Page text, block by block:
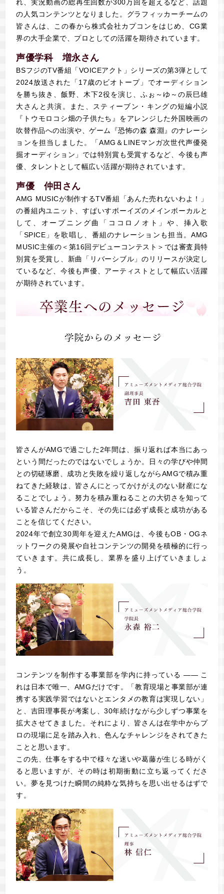
れ、実況動画の総再生回数が300万回を超えるなど、話題
の人気コンテンツとなりました。グラフィッカーチームの
皆さんは、この春から株式会社カプコンをはじめ、CG業
界の大手企業で、プロとしての活躍を期待されています。
声優学科 増永さん
BSフジのTV番組「VOICEアクト」シリーズの第3弾として
2024放送された「17歳のビオトープ」でオーディション
を勝ち抜き、飯野、木下2役を演じ、ふぉ～ゆ～の辰巳雄
大さんと共演。また、スティーブン・キングの短編小説
『トウモロコシ畑の子供たち』をアレンジした外国映画の
吹替作品への出演や、ゲーム『恐怖の森 森淵』のナレーシ
ョンを担当しました。「AMG＆LINEマンガ次世代声優発
掘オーディション」では特別賞も受賞するなど、今後も声
優、タレントとして幅広い活躍が期待されています。
声優 仲田さん
AMG MUSICが制作するTV番組「あんた売れないわよ！」
の番組内ユニット、すぱいすボーイズのメインボーカルと
して、オープニング曲「ココロノオト」や、挿入歌
「SPICE」を歌唱し、番組のナレーションも担当。AMG
MUSIC主催の＜第16回デビューコンテスト＞では審査員特
別賞を受賞し、新曲「リバーシブル」のリリースが決定し
ているなど、今後も声優、アーティストとして幅広い活躍
が期待されています。
皆さんがAMGで過ごした2年間は、振り返れば本当にあっ
という間だったのではないでしょうか。日々の学びや仲間
との切磋琢磨、成功と失敗を繰り返しながらAMGで積み重
ねてきた経験は、皆さんにとってかけがえのない財産にな
ることでしょう。努力を積み重ねることの大切さを知って
いる皆さんだからこそ、その先には必ず成長と成功がある
ことを信じてください。
2024年で創立30周年を迎えたAMGは、今後もOB・OGネ
ットワークの発展や自社コンテンツの開発を積極的に行っ
ていきます。共に成長し、業界を盛り上げていきましょ
う。
コンテンツを制作する事業部を学内に持っている ―― こ
れは日本で唯一、AMGだけです。「教育現場と事業部が連
携する実践学習ではないとエンタメの教育は実現しない」
と、吉田理事長が考案し、30年続けながら少しずつ事業を
拡大させてきました。それにより、皆さんは在学中からプ
ロの現場に足を踏み入れ、色んなチャレンジをされてきた
ことと思います。
この先、仕事をする中で様々な迷いや葛藤が生じる時がく
ると思いますが、その時は初期衝動に立ち返ってくださ
い。夢を見つけた瞬間の純粋な気持ちを思い出せるはずで
す。